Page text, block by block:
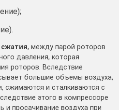
сжатия, между парой роторов
давления, которая
роторов. Вследствие
большие объемы воздуха,
сжимаются и сталкиваются с
этого в компрессоре
и просачивание воздуха при